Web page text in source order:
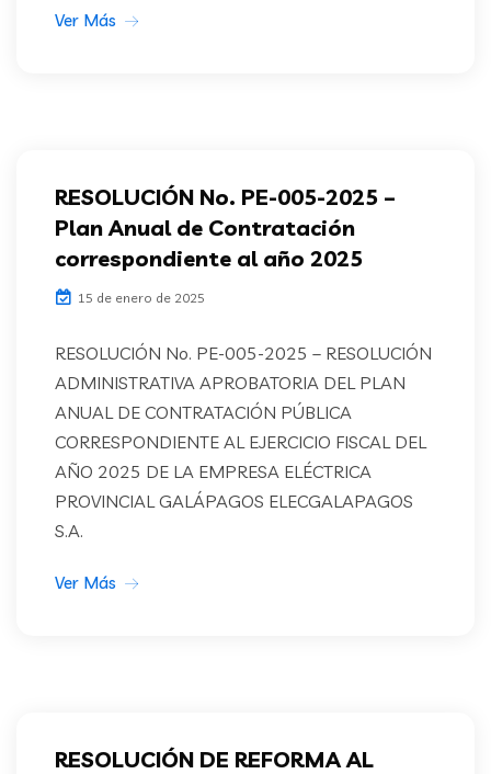
Ver Más
RESOLUCIÓN No. PE-005-2025 –
Plan Anual de Contratación
correspondiente al año 2025
15 de enero de 2025
RESOLUCIÓN No. PE-005-2025 – RESOLUCIÓN
ADMINISTRATIVA APROBATORIA DEL PLAN
ANUAL DE CONTRATACIÓN PÚBLICA
CORRESPONDIENTE AL EJERCICIO FISCAL DEL
AÑO 2025 DE LA EMPRESA ELÉCTRICA
PROVINCIAL GALÁPAGOS ELECGALAPAGOS
S.A.
Ver Más
RESOLUCIÓN DE REFORMA AL